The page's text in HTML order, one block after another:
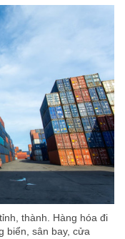
thành. Hàng hóa đi
biển, sân bay, cửa